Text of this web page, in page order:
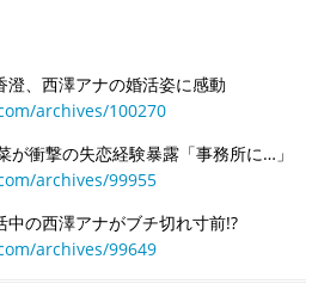
、西澤アナの婚活姿に感動
archives/100270
が衝撃の失恋経験暴露「事務所に…」
archives/99955
の西澤アナがブチ切れ寸前!?
archives/99649